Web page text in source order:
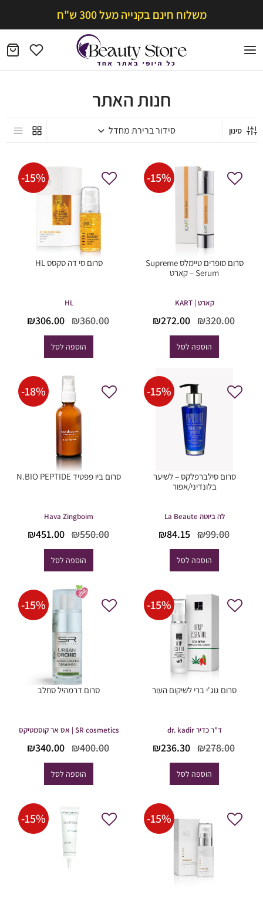
משלוח חינם בקנייה מעל 300 ש"ח
חנות האתר
סינון
-15%
סרום סופרים טיימלס Supreme
Serum – קארט
קארט | KART
₪320.00
המחיר
היה:
₪320.00.
₪272.00
הוספה לסל
-15%
סרום סי דה סקסס HL
HL
₪360.00
המחיר
היה:
₪360.00.
₪306.00
הוספה לסל
-15%
סרום סילברפלקס – לשיער
בלונדיני/אפור
לה ביוטה La Beaute
₪99.00
המחיר
היה:
₪99.00.
₪84.15
הוספה לסל
-18%
סרום ביו פפטיד N.BIO PEPTIDE
Hava Zingboim
₪550.00
המחיר
היה:
₪550.00.
₪451.00
הוספה לסל
-15%
סרום גוג'י ברי לשיקום העור
ד"ר כדיר dr. kadir
₪278.00
המחיר
היה:
₪278.00.
₪236.30
הוספה לסל
-15%
סרום דרמהיל סחלב
SR cosmetics | אס אר קוסמטיקס
₪400.00
המחיר
היה:
₪400.00.
₪340.00
הוספה לסל
-15%
-15%